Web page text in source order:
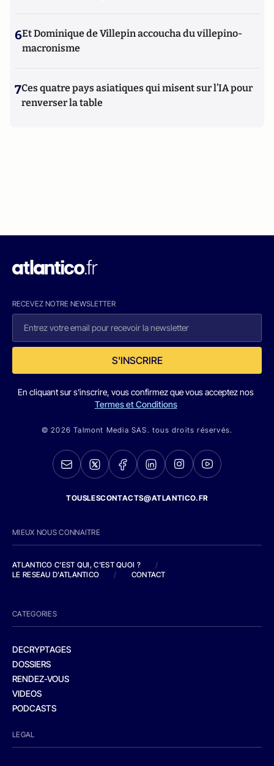
6Et Dominique de Villepin accoucha du villepino-
macronisme
7Ces quatre pays asiatiques qui misent sur l’IA pour
renverser la table
RECEVEZ NOTRE NEWSLETTER
S'INSCRIRE
En cliquant sur s'inscrire, vous confirmez que vous acceptez nos
Termes et Conditions
© 2026 Talmont Media SAS. tous droits réservés.
TOUSLESCONTACTS@ATLANTICO.FR
MIEUX NOUS CONNAITRE
ATLANTICO C'EST QUI, C'EST QUOI ?
/
LE RESEAU D'ATLANTICO
/ CONTACT
CATEGORIES
DECRYPTAGES
DOSSIERS
RENDEZ-VOUS
VIDEOS
PODCASTS
LEGAL